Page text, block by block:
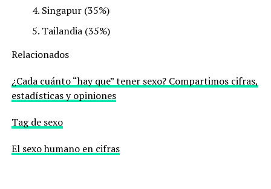
Singapur (35%)
Tailandia (35%)
Relacionados
¿Cada cuánto “hay que” tener sexo? Compartimos cifras,
estadísticas y opiniones
Tag de sexo
El sexo humano en cifras